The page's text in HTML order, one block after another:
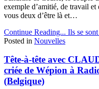
exemple d’amitié, de travail et
vous deux d’être là et…
Continue Reading... Ils se
Posted in Nouvelles
Tête-à-tête avec
criée de Wépion à
(Belgique)